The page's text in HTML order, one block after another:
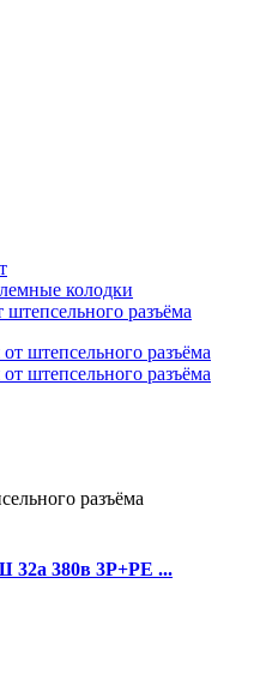
колодки
штепсельного разъёма
разъёма
380в 3Р+РЕ ...